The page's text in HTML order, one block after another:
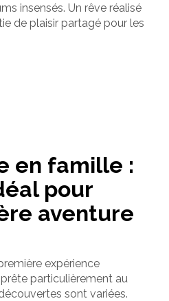
insensés. Un rêve réalisé
de plaisir partagé pour les
en famille :
pour
aventure
expérience
particulièrement au
sont variées.